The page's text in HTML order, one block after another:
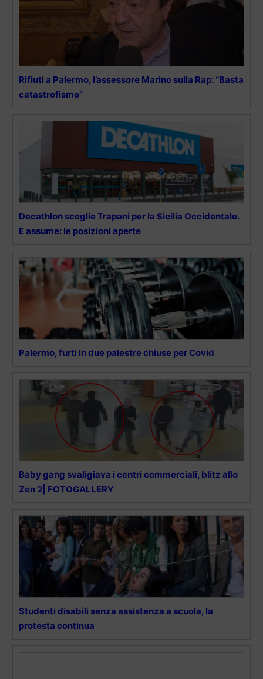
Rifiuti a Palermo, l’assessore Marino sulla Rap: “Basta
catastrofismo”
Decathlon sceglie Trapani per la Sicilia Occidentale.
E assume: le posizioni aperte
Palermo, furti in due palestre chiuse per Covid
Baby gang svaligiava i centri commerciali, blitz allo
Zen 2| FOTOGALLERY
Studenti disabili senza assistenza a scuola, la
protesta continua